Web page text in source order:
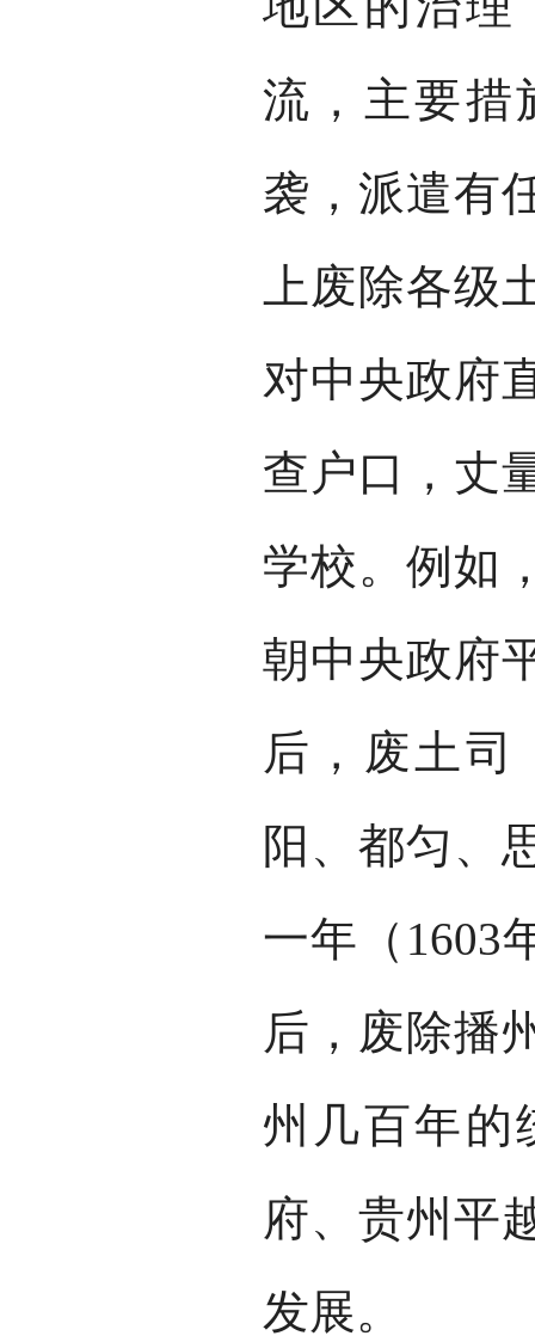
流，主要措
袭，派遣有
上废除各级
对中央政府
查户口，丈
学校。例如
朝中央政府
后，废土司
阳、都匀、
一年（1603
后，废除播
州几百年的
府、贵州平
发展。